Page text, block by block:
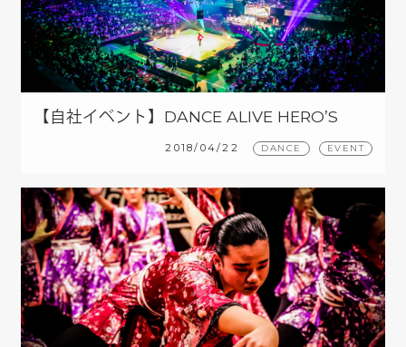
【自社イベント】DANCE ALIVE HERO’S
2018/04/22 DANCE EVENT